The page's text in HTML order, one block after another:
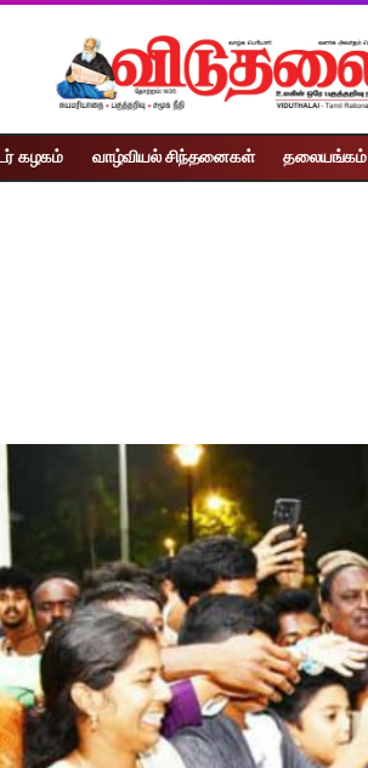
கழகம் வாழ்வியல் சிந்தனைகள் தலையங்கம்